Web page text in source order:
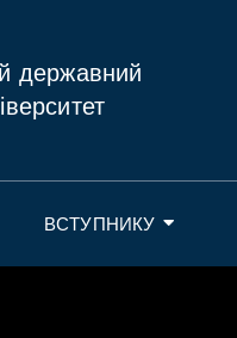
державний
ВСТУПНИКУ